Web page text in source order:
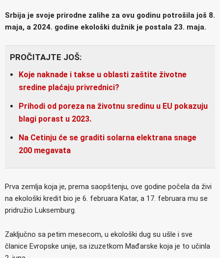
Srbija je svoje prirodne zalihe za ovu godinu potrošila još 8.
maja, a 2024. godine ekološki dužnik je postala 23. maja.
PROČITAJTE JOŠ:
Koje naknade i takse u oblasti zaštite životne
sredine plaćaju privrednici?
Prihodi od poreza na životnu sredinu u EU pokazuju
blagi porast u 2023.
Na Cetinju će se graditi solarna elektrana snage
200 megavata
Prva zemlja koja je, prema saopštenju, ove godine počela da živi
na ekološki kredit bio je 6. februara Katar, a 17. februara mu se
pridružio Luksemburg.
Zaključno sa petim mesecom, u ekološki dug su ušle i sve
članice Evropske unije, sa izuzetkom Mađarske koja je to učinla